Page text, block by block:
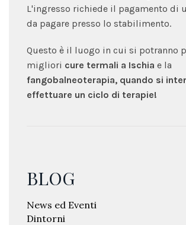
L'ingresso richiede il pagamento di
da pagare presso lo stabilimento.
Questo è il luogo in cui si potranno
migliori cure termali a Ischia e la
fangobalneoterapia, quando si
effettuare un ciclo di terapie!
BLOG
News ed Eventi
Dintorni